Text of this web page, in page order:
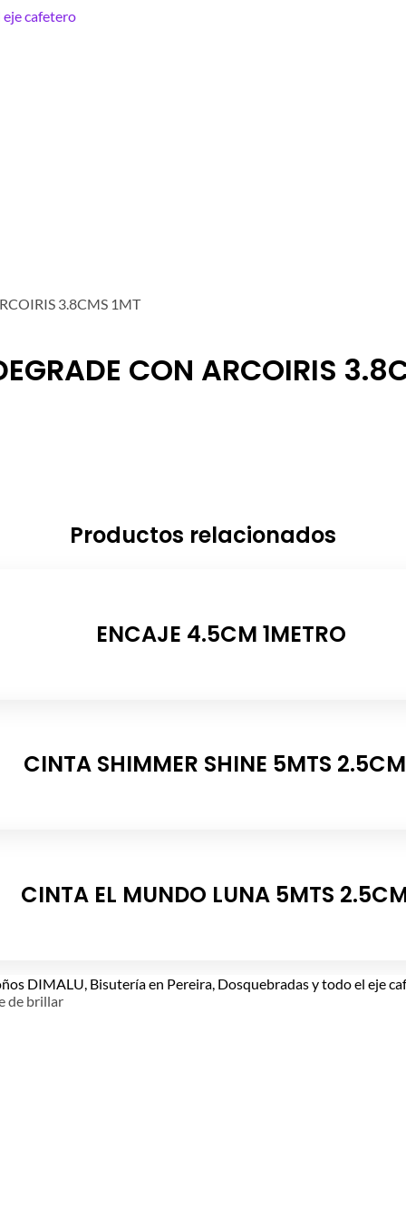
3.8CMS 1MT
CON ARCOIRIS
Productos relacionados
ENCAJE 4.5CM 1METRO
CINTA SHIMMER SHINE 5MTS
CINTA EL MUNDO LUNA 5MTS
de brillar